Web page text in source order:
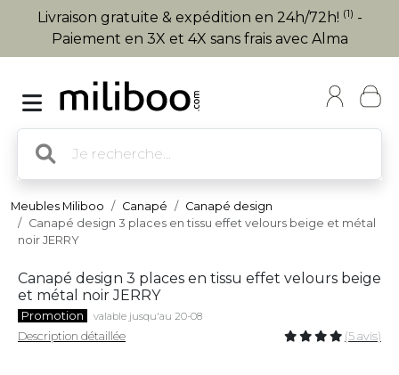
Livraison gratuite & expédition en 24h/72h! (1) -
Paiement en 3X et 4X sans frais avec Alma
Meubles Miliboo Canapé
Canapé design
Canapé design 3 places en tissu effet velours beige et métal
noir JERRY
Canapé design 3 places en tissu effet velours beige
et métal noir JERRY
Promotion valable jusqu'au 20-08
Description détaillée (5 avis)